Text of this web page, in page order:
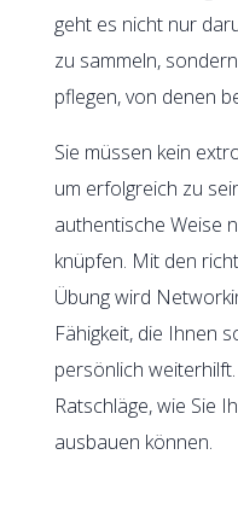
geht es nicht nur
zu sammeln,
pflegen, von denen
Sie müssen kein
um erfolgreich zu
authentische Weise
knüpfen. Mit den
Übung wird
Fähigkeit, die Ihnen
persönlich
Ratschläge, wie Sie
ausbauen können.